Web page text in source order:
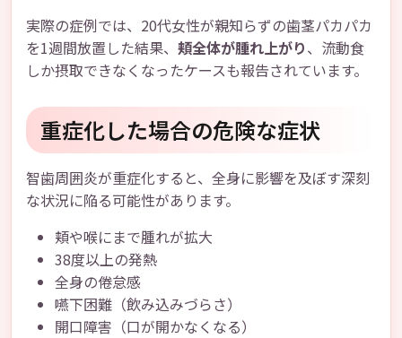
実際の症例では、20代女性が親知らずの歯茎パカパカ
を1週間放置した結果、 頬全体が腫れ上がり、流動食
しか摂取できなくなったケースも報告されています。
重症化した場合の危険な症状
智歯周囲炎が重症化すると、全身に影響を及ぼす深刻
な状況に陥る可能性があります。
頬や喉にまで腫れが拡大
38度以上の発熱
全身の倦怠感
嚥下困難（飲み込みづらさ）
開口障害（口が開かなくなる）